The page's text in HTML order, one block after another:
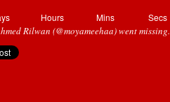
Hours Mins Secs
Rilwan (@moyameehaa) went missing.